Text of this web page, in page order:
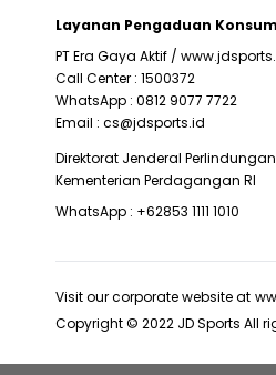
Layanan Pengaduan
PT Era Gaya Aktif /
Call Center : 1500372
WhatsApp : 0812 9077 7722
Email : cs@jdsports.id
Direktorat Jenderal
Kementerian Perdagangan RI
WhatsApp : +62853 1111 1010
Visit our corporate website at
Copyright © 2022 JD Sports All